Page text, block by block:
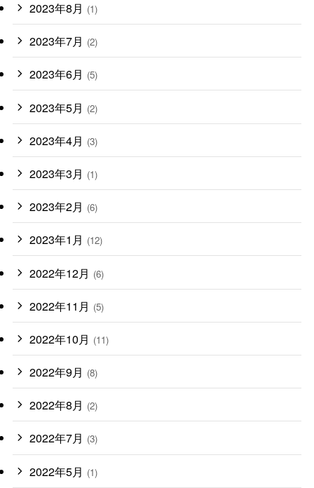
2023年8月 (1)
2023年7月 (2)
2023年6月 (5)
2023年5月 (2)
2023年4月 (3)
2023年3月 (1)
2023年2月 (6)
2023年1月 (12)
2022年12月 (6)
2022年11月 (5)
2022年10月 (11)
2022年9月 (8)
2022年8月 (2)
2022年7月 (3)
2022年5月 (1)